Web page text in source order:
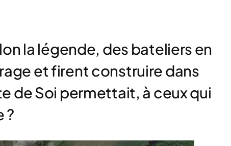
la légende, des bateliers en
et firent construire dans
de Soi permettait, à ceux qui
?